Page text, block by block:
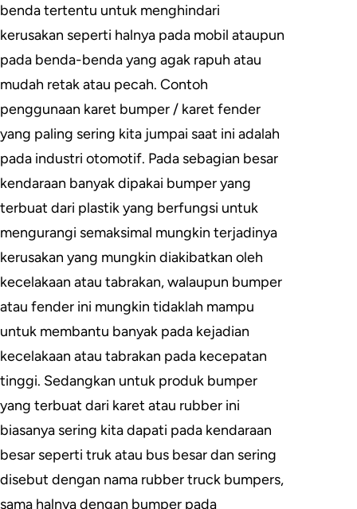
benda tertentu untuk menghindari
kerusakan seperti halnya pada mobil ataupun
pada benda-benda yang agak rapuh atau
mudah retak atau pecah. Contoh
penggunaan karet bumper / karet fender
yang paling sering kita jumpai saat ini adalah
pada industri otomotif. Pada sebagian besar
kendaraan banyak dipakai bumper yang
terbuat dari plastik yang berfungsi untuk
mengurangi semaksimal mungkin terjadinya
kerusakan yang mungkin diakibatkan oleh
kecelakaan atau tabrakan, walaupun bumper
atau fender ini mungkin tidaklah mampu
untuk membantu banyak pada kejadian
kecelakaan atau tabrakan pada kecepatan
tinggi. Sedangkan untuk produk bumper
yang terbuat dari karet atau rubber ini
biasanya sering kita dapati pada kendaraan
besar seperti truk atau bus besar dan sering
disebut dengan nama rubber truck bumpers,
sama halnya dengan bumper pada